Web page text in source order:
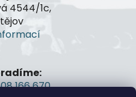
u4544/1c,
166 670